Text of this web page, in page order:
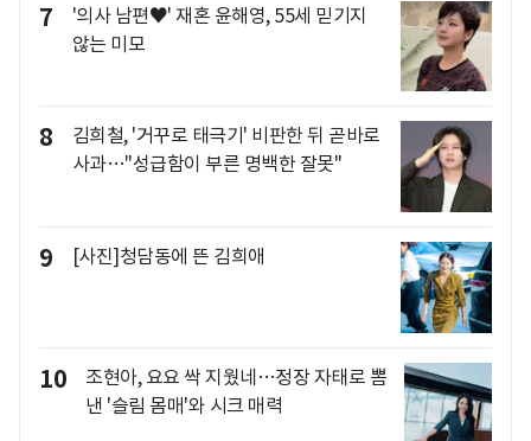
7
'의사 남편♥' 재혼 윤해영, 55세 믿기지
않는 미모
8
김희철, '거꾸로 태극기' 비판한 뒤 곧바로
사과…"성급함이 부른 명백한 잘못"
9 [사진]청담동에 뜬 김희애
10
조현아, 요요 싹 지웠네…정장 자태로 뽐
낸 '슬림 몸매'와 시크 매력